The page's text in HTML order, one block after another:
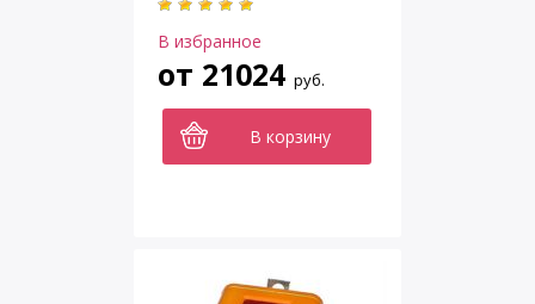
В избранное
от 21024 руб.
В корзину